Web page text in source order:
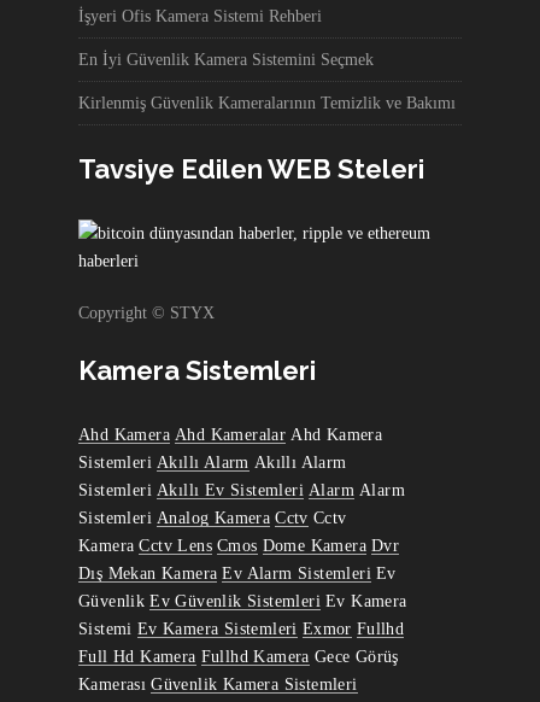
İşyeri Ofis Kamera Sistemi Rehberi
En İyi Güvenlik Kamera Sistemini Seçmek
Kirlenmiş Güvenlik Kameralarının Temizlik ve Bakımı
Tavsiye Edilen WEB Steleri
Copyright © STYX
Kamera Sistemleri
Ahd Kamera Ahd Kameralar Ahd Kamera
Sistemleri Akıllı Alarm Akıllı Alarm
Sistemleri Akıllı Ev Sistemleri Alarm Alarm
Sistemleri Analog Kamera Cctv Cctv
Kamera Cctv Lens Cmos Dome Kamera Dvr
Dış Mekan Kamera Ev Alarm Sistemleri Ev
Güvenlik Ev Güvenlik Sistemleri Ev Kamera
Sistemi Ev Kamera Sistemleri Exmor Fullhd
Full Hd Kamera Fullhd Kamera Gece Görüş
Kamerası Güvenlik Kamera Sistemleri